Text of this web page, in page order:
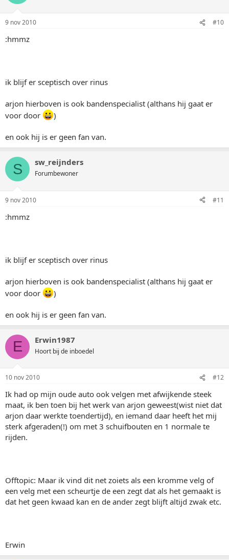
9 nov 2010 #10
:hmmz
ik blijf er sceptisch over rinus
arjon hierboven is ook bandenspecialist (althans hij gaat er
voor door
)
en ook hij is er geen fan van.
S sw_reijnders
Forumbewoner
9 nov 2010 #11
:hmmz
ik blijf er sceptisch over rinus
arjon hierboven is ook bandenspecialist (althans hij gaat er
voor door
)
en ook hij is er geen fan van.
E Erwin1987
Hoort bij de inboedel
10 nov 2010 #12
Ik had op mijn oude auto ook velgen met afwijkende steek
maat, ik ben toen bij het werk van arjon geweest(wist niet dat
arjon daar werkte toendertijd), en iemand daar heeft het mij
sterk afgeraden(!) om met 3 schuifbouten en 1 normale te
rijden.
Offtopic: Maar ik vind dit net zoiets als een kromme velg of
een velg met een scheurtje de een zegt dat als het gemaakt is
dat het geen kwaad kan en de ander zegt blijft altijd zwak etc.
Erwin